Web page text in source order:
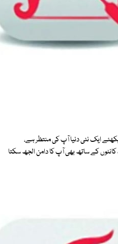
ایک نئی دنیا آپ کی منتظر ہے،
کے ساتھ بھی آپ کا دامن الجھ سکتا